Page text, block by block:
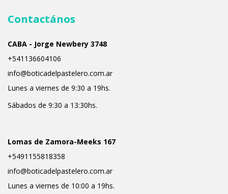
Contactános
CABA - Jorge Newbery 3748
+541136604106
info@boticadelpastelero.com.ar
Lunes a viernes de 9:30 a 19hs.
Sábados de 9:30 a 13:30hs.
Lomas de Zamora-Meeks 167
+5491155818358
info@boticadelpastelero.com.ar
Lunes a viernes de 10:00 a 19hs.